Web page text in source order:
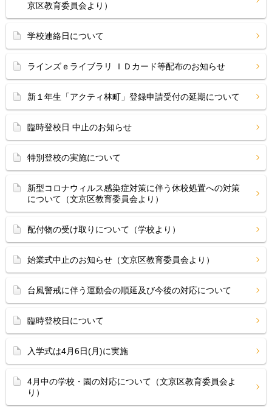
京区教育委員会より）
学校連絡日について
ラインズｅライブラリ ＩＤカード等配布のお知らせ
新１年生「アクティ林町」登録申請受付の延期について
臨時登校日 中止のお知らせ
特別登校の実施について
新型コロナウィルス感染症対策に伴う休校処置への対策
について（文京区教育委員会より）
配付物の受け取りについて（学校より）
始業式中止のお知らせ（文京区教育委員会より）
台風警戒に伴う運動会の順延及び今後の対応について
臨時登校日について
入学式は4月6日(月)に実施
4月中の学校・園の対応について（文京区教育委員会よ
り）